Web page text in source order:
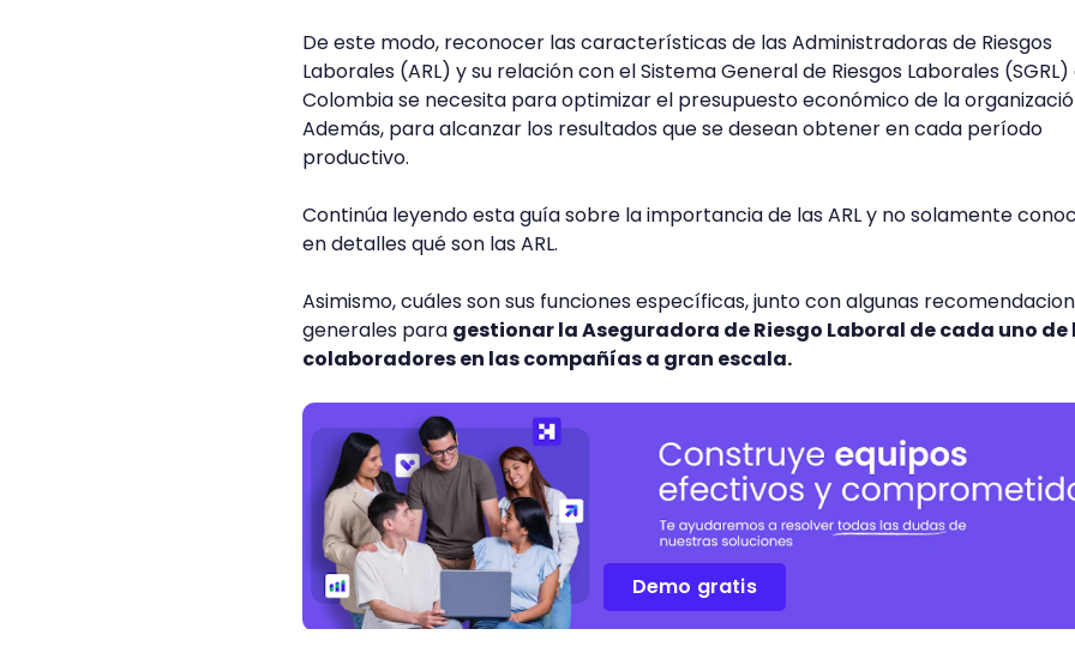
De este modo, reconocer las características de las Administradoras de Riesgos
Laborales (ARL) y su relación con el Sistema General de Riesgos Laborales (SGRL)
Colombia se necesita para optimizar el presupuesto económico de la
Además, para alcanzar los resultados que se desean obtener en cada período
productivo.
Continúa leyendo esta guía sobre la importancia de las ARL y no solamente
en detalles qué son las ARL.
Asimismo, cuáles son sus funciones específicas, junto con algunas
generales para gestionar la Aseguradora de Riesgo Laboral de cada uno de
colaboradores en las compañías a gran escala.
Demo gratis